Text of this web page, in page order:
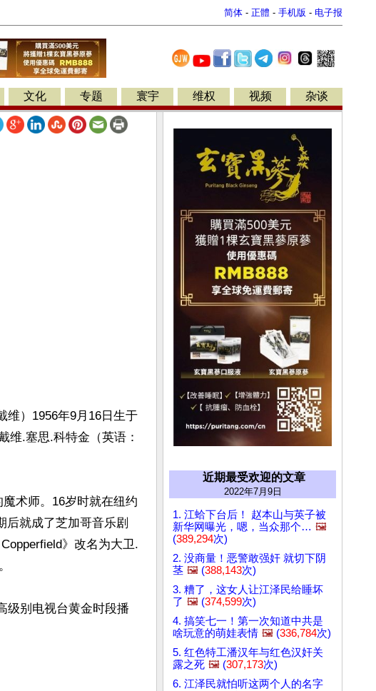
简体 - 正體 - 手机版 - 电子报
文化 专题 寰宇 维权 视频 杂谈
维）1956年9月16日生于
维.塞思.科特金（英语：
术师。16岁时就在纽约
后就成了芝加哥音乐剧
》改名为大卫.
级别电视台黄金时段播
近期最受欢迎的文章
2022年7月9日
1. 江蛤下台后！ 赵本山与英子被
新华网曝光，嗯，当众那个… 🖼️
(389,294次)
2. 没商量！恶警敢强奸 就切下阴
茎 🖼️ (388,143次)
3. 糟了，这女人让江泽民给睡坏
了 🖼️ (374,599次)
4. 搞笑七一！第一次知道中共是
啥玩意的萌娃表情 🖼️ (336,784次)
5. 红色特工潘汉年与红色汉奸关
露之死 🖼️ (307,173次)
6. 江泽民就怕听这两个人的名字